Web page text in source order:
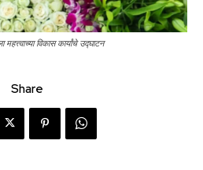
विकास कार्यांचे उद्घाटन
Share